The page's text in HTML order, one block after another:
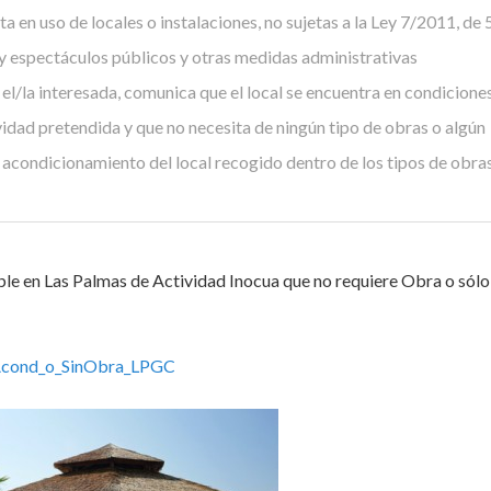
en uso de locales o instalaciones, no sujetas a la Ley 7/2011, de
espectáculos públicos y otras medidas administrativas
la interesada, comunica que el local se encuentra en
pretendida y que no necesita de ningún tipo de obras o algún
del local recogido dentro de los tipos de
en Las Palmas de Actividad Inocua que no requiere Obra o